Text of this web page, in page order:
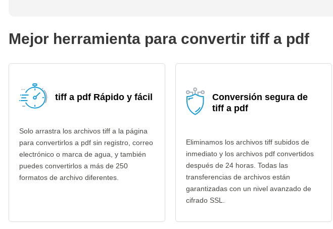
Mejor herramienta para convertir tiff a pdf
tiff a pdf Rápido y fácil
Solo arrastra los archivos tiff a la página
para convertirlos a pdf sin registro, correo
electrónico o marca de agua, y también
puedes convertirlos a más de 250
formatos de archivo diferentes.
Conversión segura de
tiff a pdf
Eliminamos los archivos tiff subidos de
inmediato y los archivos pdf convertidos
después de 24 horas. Todas las
transferencias de archivos están
garantizadas con un nivel avanzado de
cifrado SSL.